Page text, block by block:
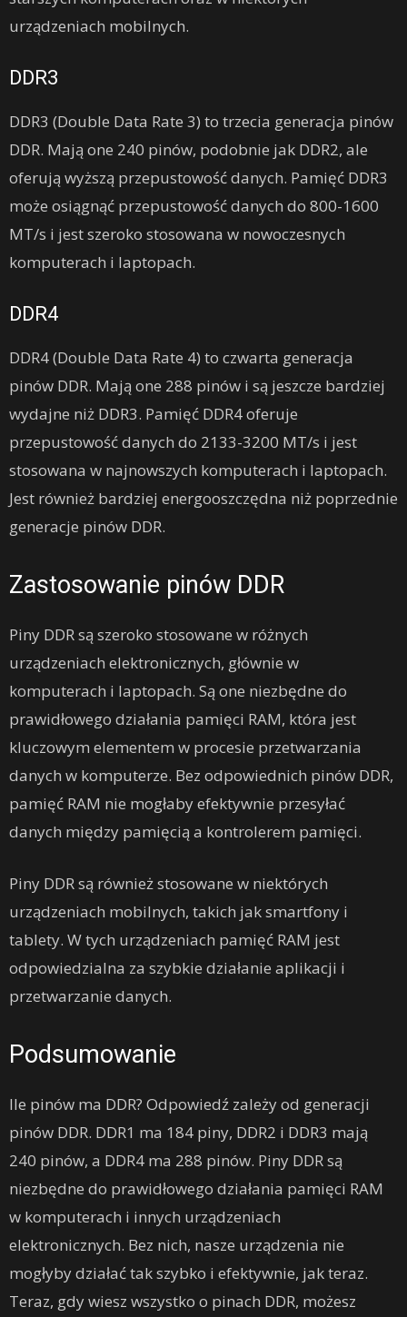
urządzeniach mobilnych.
DDR3
DDR3 (Double Data Rate 3) to trzecia generacja pinów
DDR. Mają one 240 pinów, podobnie jak DDR2, ale
oferują wyższą przepustowość danych. Pamięć DDR3
może osiągnąć przepustowość danych do 800-1600
MT/s i jest szeroko stosowana w nowoczesnych
komputerach i laptopach.
DDR4
DDR4 (Double Data Rate 4) to czwarta generacja
pinów DDR. Mają one 288 pinów i są jeszcze bardziej
wydajne niż DDR3. Pamięć DDR4 oferuje
przepustowość danych do 2133-3200 MT/s i jest
stosowana w najnowszych komputerach i laptopach.
Jest również bardziej energooszczędna niż poprzednie
generacje pinów DDR.
Zastosowanie pinów DDR
Piny DDR są szeroko stosowane w różnych
urządzeniach elektronicznych, głównie w
komputerach i laptopach. Są one niezbędne do
prawidłowego działania pamięci RAM, która jest
kluczowym elementem w procesie przetwarzania
danych w komputerze. Bez odpowiednich pinów DDR,
pamięć RAM nie mogłaby efektywnie przesyłać
danych między pamięcią a kontrolerem pamięci.
Piny DDR są również stosowane w niektórych
urządzeniach mobilnych, takich jak smartfony i
tablety. W tych urządzeniach pamięć RAM jest
odpowiedzialna za szybkie działanie aplikacji i
przetwarzanie danych.
Podsumowanie
Ile pinów ma DDR? Odpowiedź zależy od generacji
pinów DDR. DDR1 ma 184 piny, DDR2 i DDR3 mają
240 pinów, a DDR4 ma 288 pinów. Piny DDR są
niezbędne do prawidłowego działania pamięci RAM
w komputerach i innych urządzeniach
elektronicznych. Bez nich, nasze urządzenia nie
mogłyby działać tak szybko i efektywnie, jak teraz.
Teraz, gdy wiesz wszystko o pinach DDR, możesz